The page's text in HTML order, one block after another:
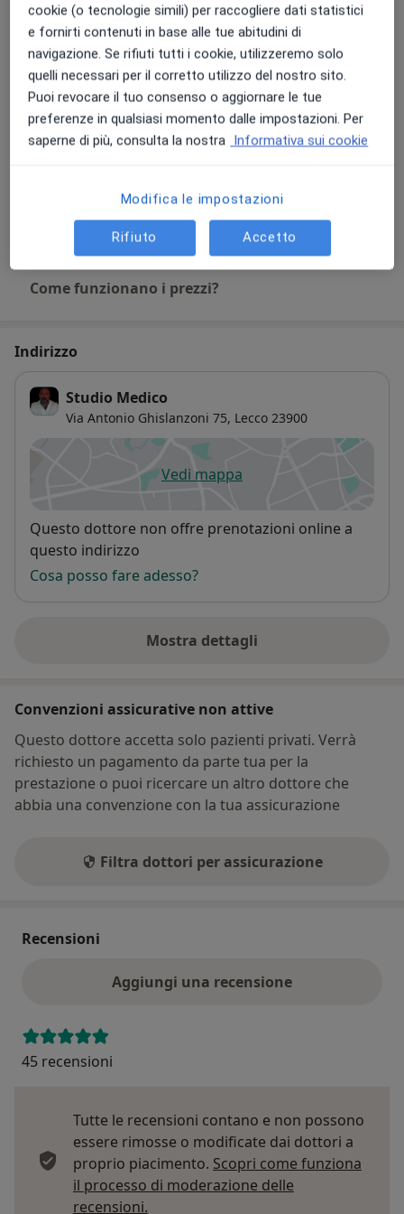
Ecografia ostetrica morfologica
Da 150 € Dettagli
Ecografia ovarica
Dettagli
+ 7 prestazioni
Come funzionano i prezzi?
Indirizzo
Studio Medico
Via Antonio Ghislanzoni 75, Lecco 23900
Vedi mappasi apre in una nuova scheda
Disponibilità
Questo dottore non offre prenotazioni online a
questo indirizzo
Cosa posso fare adesso?
Mostra dettagli
sull'indirizzo
Convenzioni assicurative non attive
Questo dottore accetta solo pazienti privati. Verrà
richiesto un pagamento da parte tua per la
prestazione o puoi ricercare un altro dottore che
abbia una convenzione con la tua assicurazione
Filtra dottori per assicurazione
Recensioni
Aggiungi una recensione
45 recensioni
Tutte le recensioni contano e non possono
essere rimosse o modificate dai dottori a
proprio piacimento. Scopri come funziona
il processo di moderazione delle
recensioni.
cookie (o tecnologie simili) per raccogliere dati statistici
e fornirti contenuti in base alle tue abitudini di
navigazione. Se rifiuti tutti i cookie, utilizzeremo solo
quelli necessari per il corretto utilizzo del nostro sito.
Puoi revocare il tuo consenso o aggiornare le tue
preferenze in qualsiasi momento dalle impostazioni. Per
saperne di più, consulta la nostra Informativa sui cookie
Modifica le impostazioni
Rifiuto Accetto